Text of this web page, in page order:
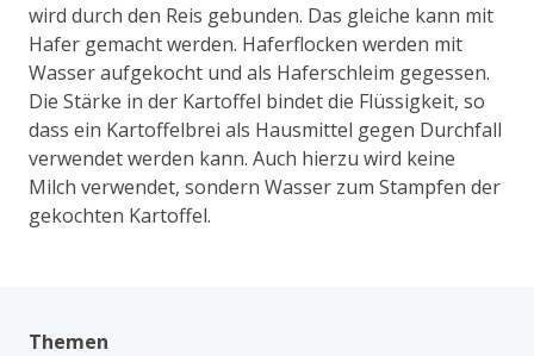
wird durch den Reis gebunden. Das gleiche kann mit
Hafer gemacht werden. Haferflocken werden mit
Wasser aufgekocht und als Haferschleim gegessen.
Die Stärke in der Kartoffel bindet die Flüssigkeit, so
dass ein Kartoffelbrei als Hausmittel gegen Durchfall
verwendet werden kann. Auch hierzu wird keine
Milch verwendet, sondern Wasser zum Stampfen der
gekochten Kartoffel.
Themen